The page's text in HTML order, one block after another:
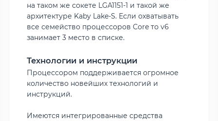
на таком же сокете LGA1151-1 и такой же
архитектуре Kaby Lake-S. Если охватывать
все семейство процессоров Core то v6
занимает 3 место в списке.
Технологии и инструкции
Процессором поддерживается огромное
количество новейших технологий и
инструкций.
Имеются интегрированные средства